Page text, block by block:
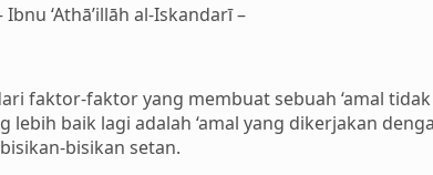
Ibnu ‘Athā’illāh al-Iskandarī –
faktor-faktor yang membuat sebuah ‘amal
lebih baik lagi adalah ‘amal yang dikerjakan
bisikan setan.